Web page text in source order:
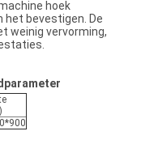
hoek
het bevestigen. De
weinig vervorming,